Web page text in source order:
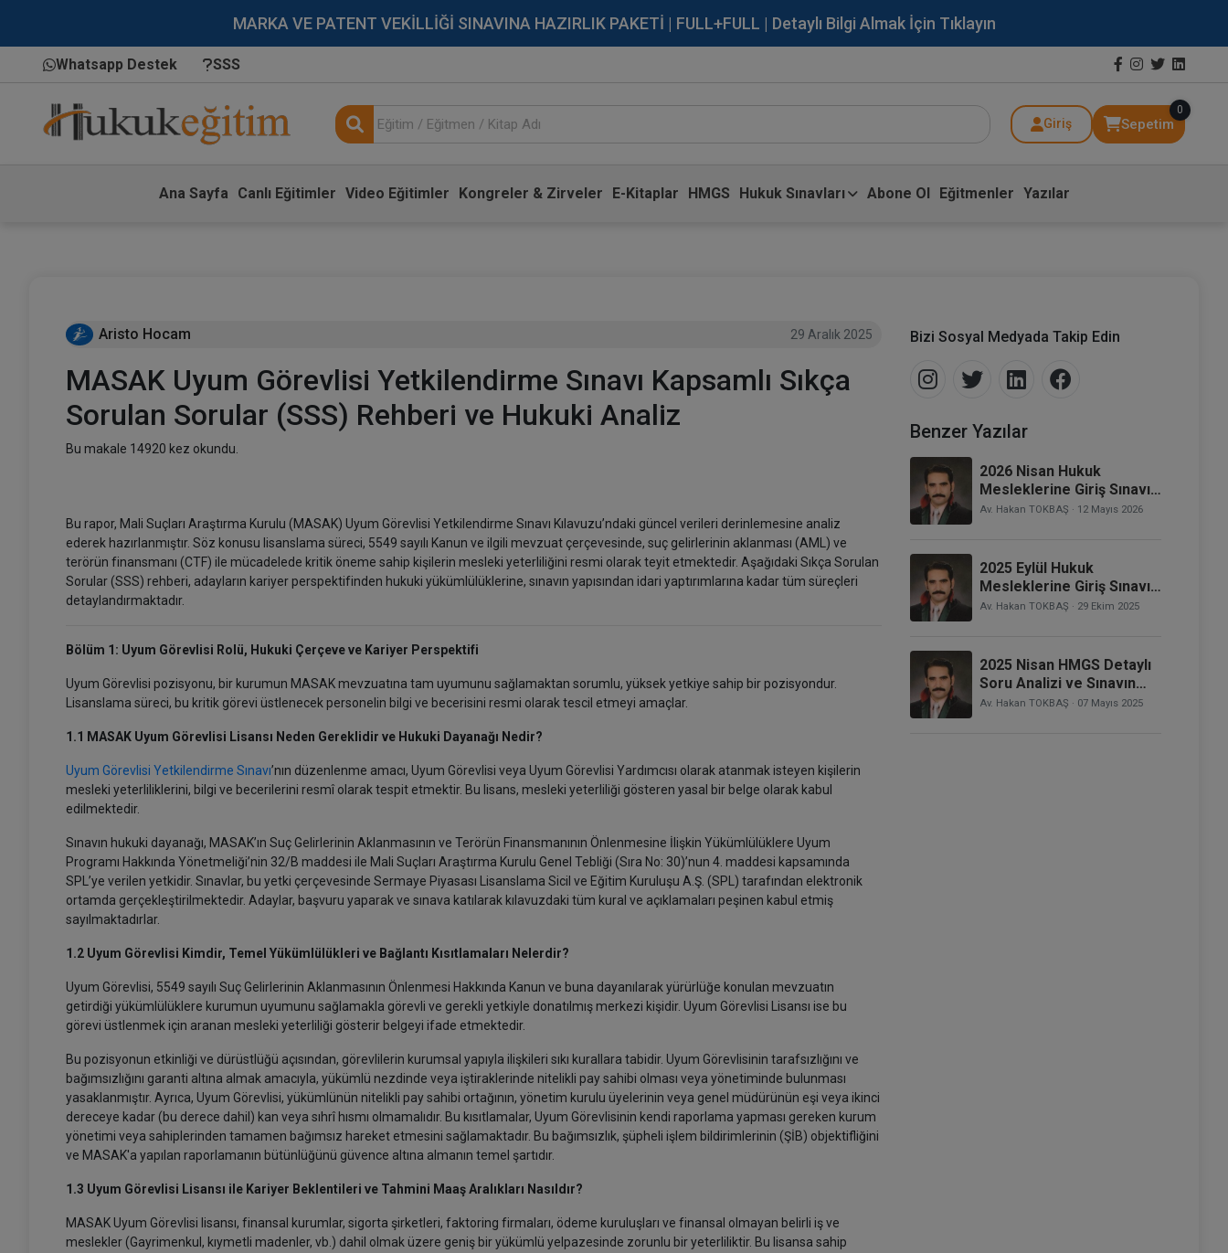
MARKA VE PATENT VEKİLLİĞİ SINAVINA HAZIRLIK PAKETİ | FULL+FULL | Detaylı Bilgi Almak İçin Tıklayın
Whatsapp Destek SSS
Giriş Sepetim
0
Ana Sayfa Canlı Eğitimler Video Eğitimler Kongreler & Zirveler E-Kitaplar HMGS Hukuk Sınavları Abone Ol Eğitmenler Yazılar
Aristo Hocam 29 Aralık 2025
MASAK Uyum Görevlisi Yetkilendirme Sınavı Kapsamlı Sıkça
Sorulan Sorular (SSS) Rehberi ve Hukuki Analiz
Bu makale 14920 kez okundu.
Bu rapor, Mali Suçları Araştırma Kurulu (MASAK) Uyum Görevlisi Yetkilendirme Sınavı Kılavuzu’ndaki güncel verileri derinlemesine analiz
ederek hazırlanmıştır. Söz konusu lisanslama süreci, 5549 sayılı Kanun ve ilgili mevzuat çerçevesinde, suç gelirlerinin aklanması (AML) ve
terörün finansmanı (CTF) ile mücadelede kritik öneme sahip kişilerin mesleki yeterliliğini resmi olarak teyit etmektedir. Aşağıdaki Sıkça Sorulan
Sorular (SSS) rehberi, adayların kariyer perspektifinden hukuki yükümlülüklerine, sınavın yapısından idari yaptırımlarına kadar tüm süreçleri
detaylandırmaktadır.
Bölüm 1: Uyum Görevlisi Rolü, Hukuki Çerçeve ve Kariyer Perspektifi
Uyum Görevlisi pozisyonu, bir kurumun MASAK mevzuatına tam uyumunu sağlamaktan sorumlu, yüksek yetkiye sahip bir pozisyondur.
Lisanslama süreci, bu kritik görevi üstlenecek personelin bilgi ve becerisini resmi olarak tescil etmeyi amaçlar.
1.1 MASAK Uyum Görevlisi Lisansı Neden Gereklidir ve Hukuki Dayanağı Nedir?
Uyum Görevlisi Yetkilendirme Sınavı’nın düzenlenme amacı, Uyum Görevlisi veya Uyum Görevlisi Yardımcısı olarak atanmak isteyen kişilerin
mesleki yeterliliklerini, bilgi ve becerilerini resmî olarak tespit etmektir. Bu lisans, mesleki yeterliliği gösteren yasal bir belge olarak kabul
edilmektedir.
Sınavın hukuki dayanağı, MASAK’ın Suç Gelirlerinin Aklanmasının ve Terörün Finansmanının Önlenmesine İlişkin Yükümlülüklere Uyum
Programı Hakkında Yönetmeliği’nin 32/B maddesi ile Mali Suçları Araştırma Kurulu Genel Tebliği (Sıra No: 30)’nun 4. maddesi kapsamında
SPL’ye verilen yetkidir. Sınavlar, bu yetki çerçevesinde Sermaye Piyasası Lisanslama Sicil ve Eğitim Kuruluşu A.Ş. (SPL) tarafından elektronik
ortamda gerçekleştirilmektedir. Adaylar, başvuru yaparak ve sınava katılarak kılavuzdaki tüm kural ve açıklamaları peşinen kabul etmiş
sayılmaktadırlar.
1.2 Uyum Görevlisi Kimdir, Temel Yükümlülükleri ve Bağlantı Kısıtlamaları Nelerdir?
Uyum Görevlisi, 5549 sayılı Suç Gelirlerinin Aklanmasının Önlenmesi Hakkında Kanun ve buna dayanılarak yürürlüğe konulan mevzuatın
getirdiği yükümlülüklere kurumun uyumunu sağlamakla görevli ve gerekli yetkiyle donatılmış merkezi kişidir. Uyum Görevlisi Lisansı ise bu
görevi üstlenmek için aranan mesleki yeterliliği gösterir belgeyi ifade etmektedir.
Bu pozisyonun etkinliği ve dürüstlüğü açısından, görevlilerin kurumsal yapıyla ilişkileri sıkı kurallara tabidir. Uyum Görevlisinin tarafsızlığını ve
bağımsızlığını garanti altına almak amacıyla, yükümlü nezdinde veya iştiraklerinde nitelikli pay sahibi olması veya yönetiminde bulunması
yasaklanmıştır. Ayrıca, Uyum Görevlisi, yükümlünün nitelikli pay sahibi ortağının, yönetim kurulu üyelerinin veya genel müdürünün eşi veya ikinci
dereceye kadar (bu derece dahil) kan veya sıhrî hısmı olmamalıdır. Bu kısıtlamalar, Uyum Görevlisinin kendi raporlama yapması gereken kurum
yönetimi veya sahiplerinden tamamen bağımsız hareket etmesini sağlamaktadır. Bu bağımsızlık, şüpheli işlem bildirimlerinin (ŞİB) objektifliğini
ve MASAK'a yapılan raporlamanın bütünlüğünü güvence altına almanın temel şartıdır.
1.3 Uyum Görevlisi Lisansı ile Kariyer Beklentileri ve Tahmini Maaş Aralıkları Nasıldır?
MASAK Uyum Görevlisi lisansı, finansal kurumlar, sigorta şirketleri, faktoring firmaları, ödeme kuruluşları ve finansal olmayan belirli iş ve
meslekler (Gayrimenkul, kıymetli madenler, vb.) dahil olmak üzere geniş bir yükümlü yelpazesinde zorunlu bir yeterliliktir. Bu lisansa sahip
Bizi Sosyal Medyada Takip Edin
Benzer Yazılar
2026 Nisan Hukuk
Mesleklerine Giriş Sınavı
(HMGS) Detaylı Soru
Av. Hakan TOKBAŞ · 12 Mayıs 2026
2025 Eylül Hukuk
Mesleklerine Giriş Sınavı
(HMGS) Detaylı Soru
Av. Hakan TOKBAŞ · 29 Ekim 2025
2025 Nisan HMGS Detaylı
Soru Analizi ve Sınavın
Röntgeni
Av. Hakan TOKBAŞ · 07 Mayıs 2025